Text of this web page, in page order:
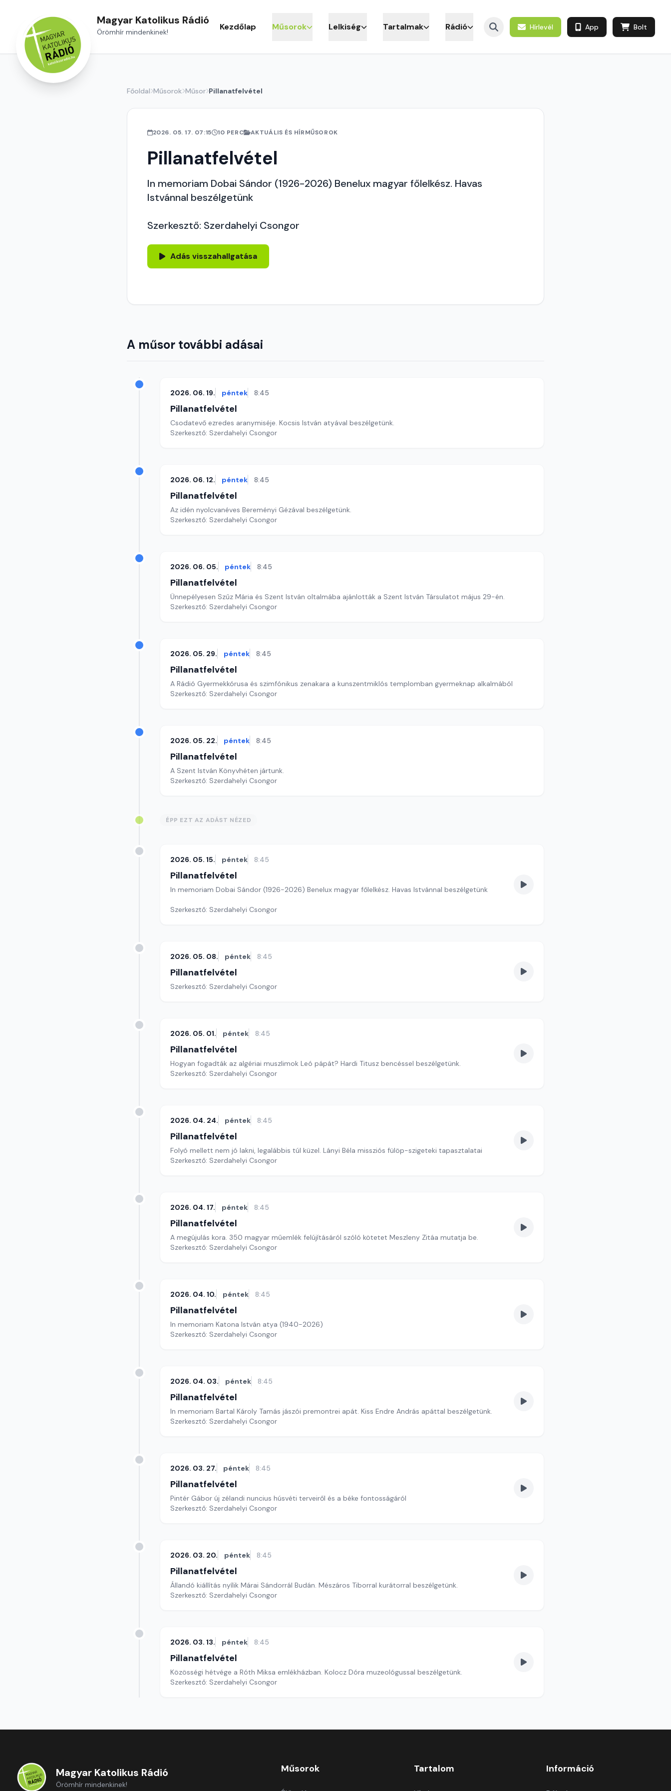
Magyar Katolikus Rádió
Örömhír mindenkinek! Kezdőlap Műsorok Lelkiség Tartalmak Rádió Hírlevél App Bolt
Főoldal Műsorok Műsor Pillanatfelvétel
2026. 05. 17. 07:15 10 PERC AKTUÁLIS ÉS HÍRMŰSOROK
Pillanatfelvétel
In memoriam Dobai Sándor (1926-2026) Benelux magyar főlelkész. Havas
Istvánnal beszélgetünk
Szerkesztő: Szerdahelyi Csongor
Adás visszahallgatása
A műsor további adásai
2026. 06. 19. péntek 8:45
Pillanatfelvétel
Csodatevő ezredes aranymiséje. Kocsis István atyával beszélgetünk.
Szerkesztő: Szerdahelyi Csongor
2026. 06. 12. péntek 8:45
Pillanatfelvétel
Az idén nyolcvanéves Bereményi Gézával beszélgetünk.
Szerkesztő: Szerdahelyi Csongor
2026. 06. 05. péntek 8:45
Pillanatfelvétel
Ünnepélyesen Szűz Mária és Szent István oltalmába ajánlották a Szent István Társulatot május 29-én.
Szerkesztő: Szerdahelyi Csongor
2026. 05. 29. péntek 8:45
Pillanatfelvétel
A Rádió Gyermekkórusa és szimfónikus zenakara a kunszentmiklós templomban gyermeknap alkalmából
Szerkesztő: Szerdahelyi Csongor
2026. 05. 22. péntek 8:45
Pillanatfelvétel
A Szent István Könyvhéten jártunk.
Szerkesztő: Szerdahelyi Csongor
ÉPP EZT AZ ADÁST NÉZED
2026. 05. 15. péntek 8:45
Pillanatfelvétel
In memoriam Dobai Sándor (1926-2026) Benelux magyar főlelkész. Havas Istvánnal beszélgetünk
Szerkesztő: Szerdahelyi Csongor
2026. 05. 08. péntek 8:45
Pillanatfelvétel
Szerkesztő: Szerdahelyi Csongor
2026. 05. 01. péntek 8:45
Pillanatfelvétel
Hogyan fogadták az algériai muszlimok Leó pápát? Hardi Titusz bencéssel beszélgetünk.
Szerkesztő: Szerdahelyi Csongor
2026. 04. 24. péntek 8:45
Pillanatfelvétel
Folyó mellett nem jó lakni, legalábbis túl küzel. Lányi Béla missziós fülöp-szigeteki tapasztalatai
Szerkesztő: Szerdahelyi Csongor
2026. 04. 17. péntek 8:45
Pillanatfelvétel
A megújulás kora. 350 magyar műemlék felújításáról szóló kötetet Meszleny Zitáa mutatja be.
Szerkesztő: Szerdahelyi Csongor
2026. 04. 10. péntek 8:45
Pillanatfelvétel
In memoriam Katona István atya (1940-2026)
Szerkesztő: Szerdahelyi Csongor
2026. 04. 03. péntek 8:45
Pillanatfelvétel
In memoriam Bartal Károly Tamás jászói premontrei apát. Kiss Endre András apáttal beszélgetünk.
Szerkesztő: Szerdahelyi Csongor
2026. 03. 27. péntek 8:45
Pillanatfelvétel
Pintér Gábor új zélandi nuncius húsvéti terveiről és a béke fontosságáról
Szerkesztő: Szerdahelyi Csongor
2026. 03. 20. péntek 8:45
Pillanatfelvétel
Állandó kiállítás nyílik Márai Sándorrál Budán. Mészáros Tiborral kurátorral beszélgetünk.
Szerkesztő: Szerdahelyi Csongor
2026. 03. 13. péntek 8:45
Pillanatfelvétel
Közösségi hétvége a Róth Miksa emlékházban. Kolocz Dóra muzeológussal beszélgetünk.
Szerkesztő: Szerdahelyi Csongor
Magyar Katolikus Rádió
Örömhír mindenkinek!
Műsorok Tartalom Információ